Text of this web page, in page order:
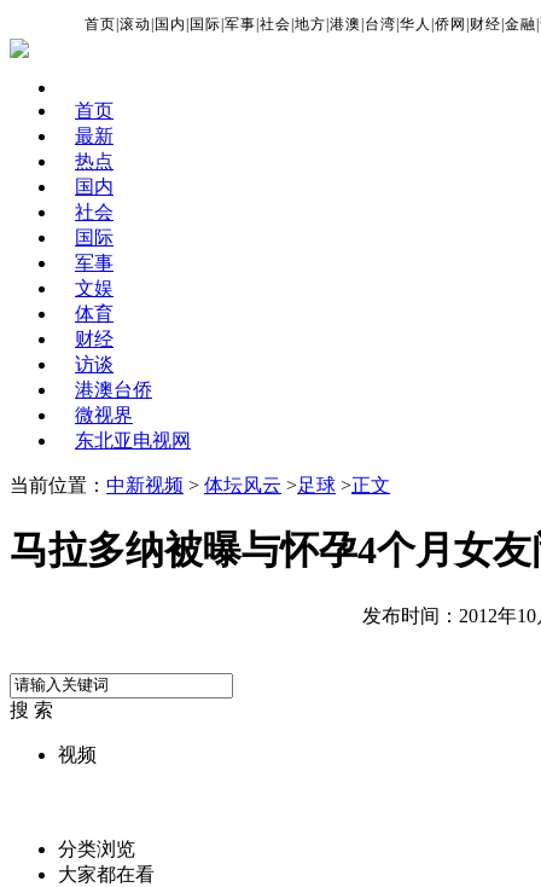
首页 |滚动 国内 国际 |军事 |社会 |地方 |港澳 台湾 |华人 |侨网 财经 |金融 |
首页
最新
热点
国内
社会
国际
军事
文娱
体育
财经
访谈
港澳台侨
微视界
东北亚电视网
当前位置： 中新视频 > 体坛风云 >足球 >正文
马拉多纳被曝与怀孕4个月女
发布时间：2012年10
搜 索
视频
分类浏览
大家都在看